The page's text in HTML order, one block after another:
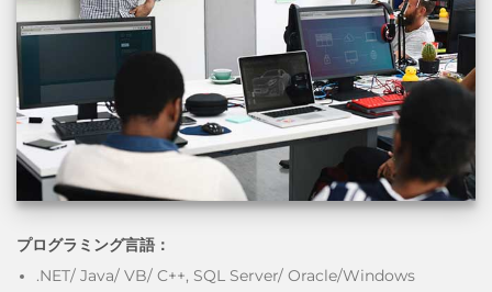
プログラミング言語：
.NET/ Java/ VB/ C++, SQL Server/ Oracle/Windows